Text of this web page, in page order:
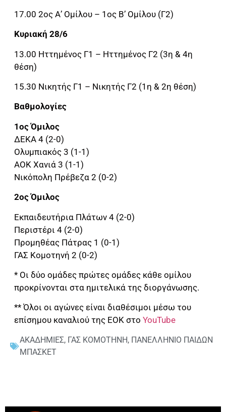
17.00 2ος Α’ Ομίλου – 1ος Β’ Ομίλου (Γ2)
Κυριακή 28/6
13.00 Ηττημένος Γ1 – Ηττημένος Γ2 (3η & 4η
θέση)
15.30 Νικητής Γ1 – Νικητής Γ2 (1η & 2η θέση)
Βαθμολογίες
1ος Όμιλος
ΔΕΚΑ 4 (2-0)
Ολυμπιακός 3 (1-1)
ΑΟΚ Χανιά 3 (1-1)
Νικόπολη Πρέβεζα 2 (0-2)
2ος Όμιλος
Εκπαιδευτήρια Πλάτων 4 (2-0)
Περιστέρι 4 (2-0)
Προμηθέας Πάτρας 1 (0-1)
ΓΑΣ Κομοτηνή 2 (0-2)
* Οι δύο ομάδες πρώτες ομάδες κάθε ομίλου
προκρίνονται στα ημιτελικά της διοργάνωσης.
** Όλοι οι αγώνες είναι διαθέσιμοι μέσω του
επίσημου καναλιού της ΕΟΚ στο YouTube
ΑΚΑΔΗΜΙΕΣ, ΓΑΣ ΚΟΜΟΤΗΝΗ, ΠΑΝΕΛΛΗΝΙΟ ΠΑΙΔΩΝ
ΜΠΑΣΚΕΤ